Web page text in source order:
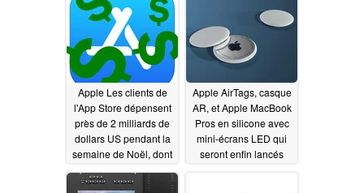
chargement MagSafe
01/16/2021
Apple Les clients de
l'App Store dépensent
près de 2 milliards de
dollars US pendant la
semaine de Noël, dont
540 millions rien que
pour le jour de l'an
Apple AirTags, casque
AR, et Apple MacBook
Pros en silicone avec
mini-écrans LED qui
seront enfin lancés